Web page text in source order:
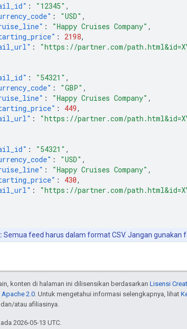
: "12345" ,
: "USD" ,
: "Happy Cruises Company" ,
: 2198,
:
"https://partner.com/
: "54321" ,
: "GBP" ,
: "Happy Cruises Company" ,
: 449,
:
"https://partner.com/
: "54321" ,
: "USD" ,
: "Happy Cruises Company" ,
: 430,
:
"https://partner.com/
Semua feed harus dalam format CSV. Jangan gunakan
konten di halaman ini dilisensikan berdasarkan Lisensi
2.0 . Untuk mengetahui informasi selengkapnya, lihat
atau afiliasinya.
2026-05-13 UTC.